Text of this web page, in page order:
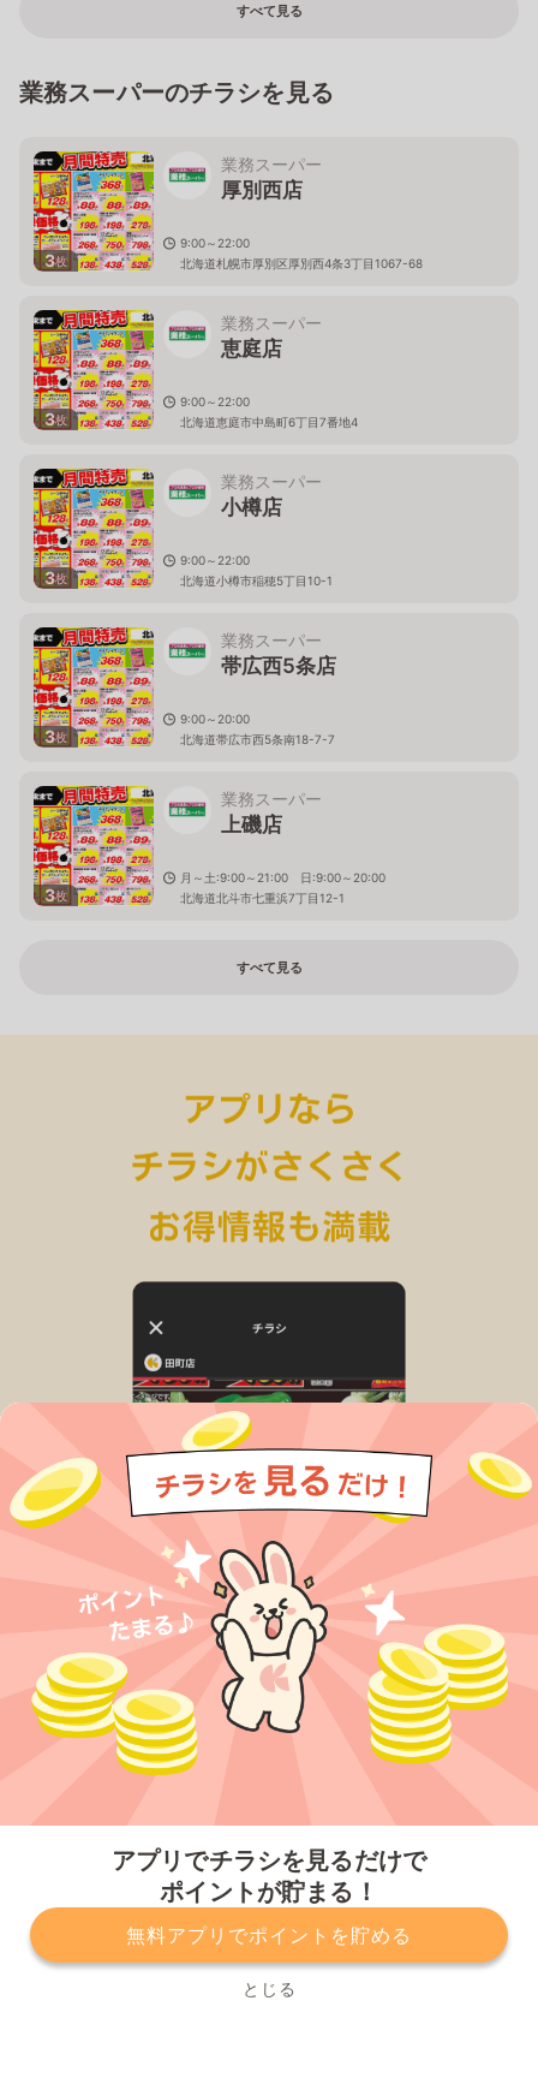
アプリでチラシを見るだけで
ポイントが貯まる！
無料アプリでポイントを貯める
とじる
すべて見る
業務スーパーのチラシを見る
3枚
業務スーパー
厚別西店
9:00～22:00
北海道札幌市厚別区厚別西4条3丁目1067-68
3枚
業務スーパー
恵庭店
9:00～22:00
北海道恵庭市中島町6丁目7番地4
3枚
業務スーパー
小樽店
9:00～22:00
北海道小樽市稲穂5丁目10-1
3枚
業務スーパー
帯広西5条店
9:00～20:00
北海道帯広市西5条南18-7-7
3枚
業務スーパー
上磯店
月～土:9:00～21:00 日:9:00～20:00
北海道北斗市七重浜7丁目12-1
すべて見る
プライバシーポリシー 利用規約
運営会社
サービスに関してのお問い合わせ